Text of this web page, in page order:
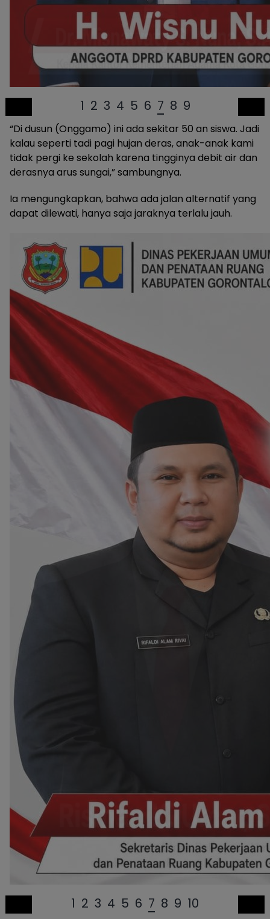
1 2 3 4 5 6 7 8 9
“Di dusun (Onggamo) ini ada sekitar 50 an siswa. Jadi
kalau seperti tadi pagi hujan deras, anak-anak kami
tidak pergi ke sekolah karena tingginya debit air dan
derasnya arus sungai,” sambungnya.
Ia mengungkapkan, bahwa ada jalan alternatif yang
dapat dilewati, hanya saja jaraknya terlalu jauh.
1 2 3 4 5 6 7 8 9 10